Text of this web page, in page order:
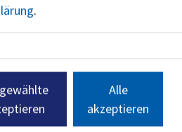
Bayerisches Staatsministerium
.
Alle
akzeptieren